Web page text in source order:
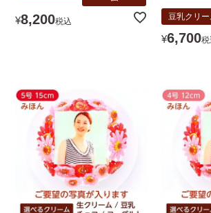
¥8,200税込
豆乳クリー
¥6,700税